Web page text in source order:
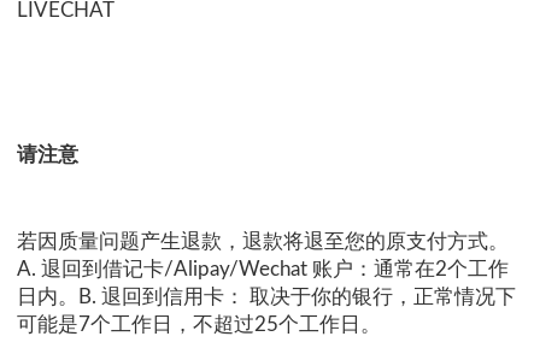
LIVECHAT
请注意
若因质量问题产生退款，退款将退至您的原支付方式。
A. 退回到借记卡/Alipay/Wechat 账户：通常在2个工作
日内。B. 退回到信用卡： 取决于你的银行，正常情况下
可能是7个工作日，不超过25个工作日。